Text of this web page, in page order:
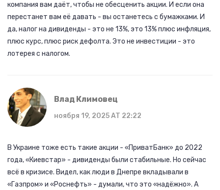
компания вам даёт, чтобы не обесценить акции. И если она
перестанет вам её давать - вы останетесь с бумажками. И
да, налог на дивиденды - это не 13%, это 13% плюс инфляция,
плюс курс, плюс риск дефолта. Это не инвестиции - это
лотерея с налогом.
Влад Климовец
ноября 19, 2025 AT 22:22
В Украине тоже есть такие акции - «ПриватБанк» до 2022
года, «Киевстар» - дивиденды были стабильные. Но сейчас
всё в кризисе. Видел, как люди в Днепре вкладывали в
«Газпром» и «Роснефть» - думали, что это «надёжно». А